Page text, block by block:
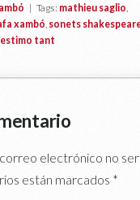
| Tags: mathieu saglio
xambó sonets
tant
electrónico no
están marcados *